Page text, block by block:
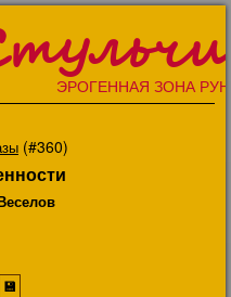
ЭРОГЕННАЯ ЗОНА
(#360)
💾